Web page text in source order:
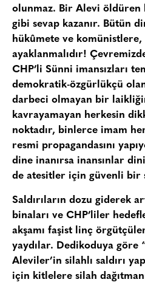
olunmaz. Bir Alevi öldüren
gibi sevap kazanır. Bütün
hükûmete ve komünistlere,
ayaklanmalıdır!
CHP’li Sünni imansızları
demokratik-özgürlükçü
darbeci olmayan bir
kavrayamayan herkesin
noktadır, binlerce imam
resmi propagandasını
dine inanırsa inansınlar
de atesitler için güvenli bir
Saldırıların dozu giderek
binaları ve CHP’liler
akşamı faşist linç
yaydılar. Dedikoduya göre
Aleviler’in silahlı saldırı
için kitlelere silah